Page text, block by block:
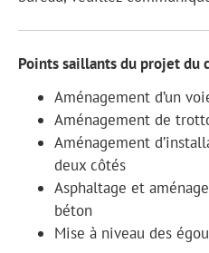
Points saillants du projet du
Aménagement d’un
Aménagement de
Aménagement
deux côtés
Asphaltage et
béton
Mise à niveau des